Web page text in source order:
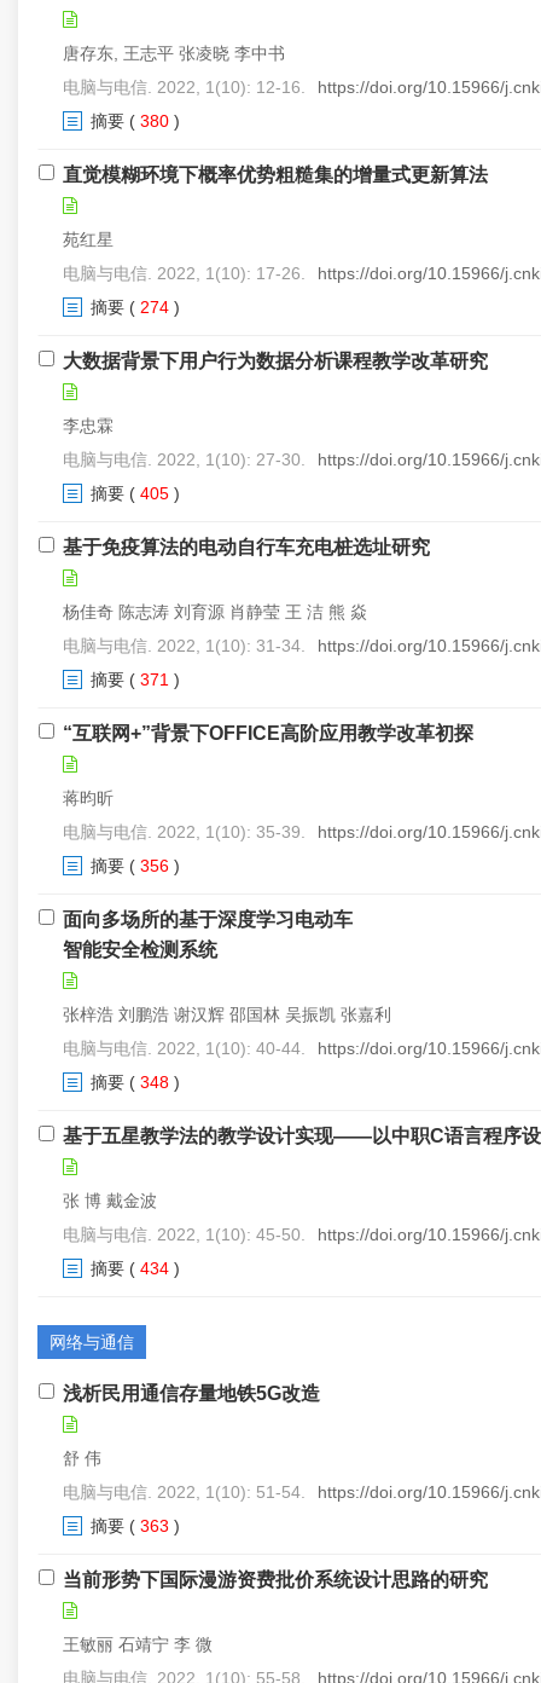
唐存东, 王志平 张凌晓 李中书
电脑与电信. 2022, 1(10): 12-16.
https://doi.org/10.15966/
摘要 ( 380 )
直觉模糊环境下概率优势粗糙集的增量式更新算法
苑红星
电脑与电信. 2022, 1(10): 17-26.
https://doi.org/10.15966/
摘要 ( 274 )
大数据背景下用户行为数据分析课程教学改革研究
李忠霖
电脑与电信. 2022, 1(10): 27-30.
https://doi.org/10.15966/
摘要 ( 405 )
基于免疫算法的电动自行车充电桩选址研究
杨佳奇 陈志涛 刘育源 肖静莹 王 洁 熊 焱
电脑与电信. 2022, 1(10): 31-34.
https://doi.org/10.15966/
摘要 ( 371 )
“互联网+”背景下OFFICE高阶应用教学改革初探
蒋昀昕
电脑与电信. 2022, 1(10): 35-39.
https://doi.org/10.15966/
摘要 ( 356 )
面向多场所的基于深度学习电动车
智能安全检测系统
张梓浩 刘鹏浩 谢汉辉 邵国林 吴振凯 张嘉利
电脑与电信. 2022, 1(10): 40-44.
https://doi.org/10.15966/
摘要 ( 348 )
基于五星教学法的教学设计实现——以中职C语言程序
张 博 戴金波
电脑与电信. 2022, 1(10): 45-50.
https://doi.org/10.15966/
摘要 ( 434 )
网络与通信
浅析民用通信存量地铁5G改造
舒 伟
电脑与电信. 2022, 1(10): 51-54.
https://doi.org/10.15966/
摘要 ( 363 )
当前形势下国际漫游资费批价系统设计思路的研究
王敏丽 石靖宁 李 微
电脑与电信. 2022, 1(10): 55-58.
https://doi.org/10.15966/